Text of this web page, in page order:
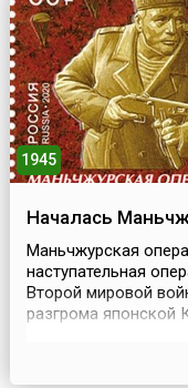
советских войск во
1945
Началась
Маньчжурская
наступательная
Второй мировой
разгрома японской